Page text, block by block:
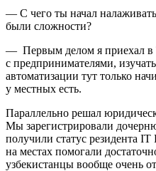
— С чего ты начал
были сложности?
— Первым делом я приехал в
с предпринимателями,
автоматизации тут только
у местных есть.
Параллельно решал
Мы зарегистрировали
получили статус резидента
на местах помогали
узбекистанцы вообще очень